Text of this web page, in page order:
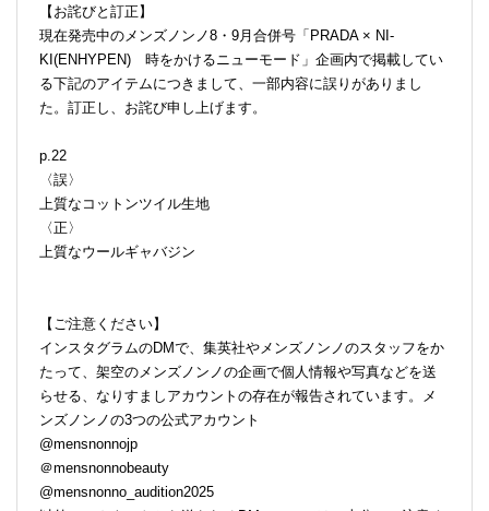
【お詫びと訂正】
現在発売中のメンズノンノ8・9月合併号「PRADA × NI-
KI(ENHYPEN) 時をかけるニューモード」企画内で掲載してい
る下記のアイテムにつきまして、一部内容に誤りがありまし
た。訂正し、お詫び申し上げます。
p.22
〈誤〉
上質なコットンツイル生地
〈正〉
上質なウールギャバジン
【ご注意ください】
インスタグラムのDMで、集英社やメンズノンノのスタッフをか
たって、架空のメンズノンノの企画で個人情報や写真などを送
らせる、なりすましアカウントの存在が報告されています。メ
ンズノンノの3つの公式アカウント
@mensnonnojp
＠mensnonnobeauty
@mensnonno_audition2025